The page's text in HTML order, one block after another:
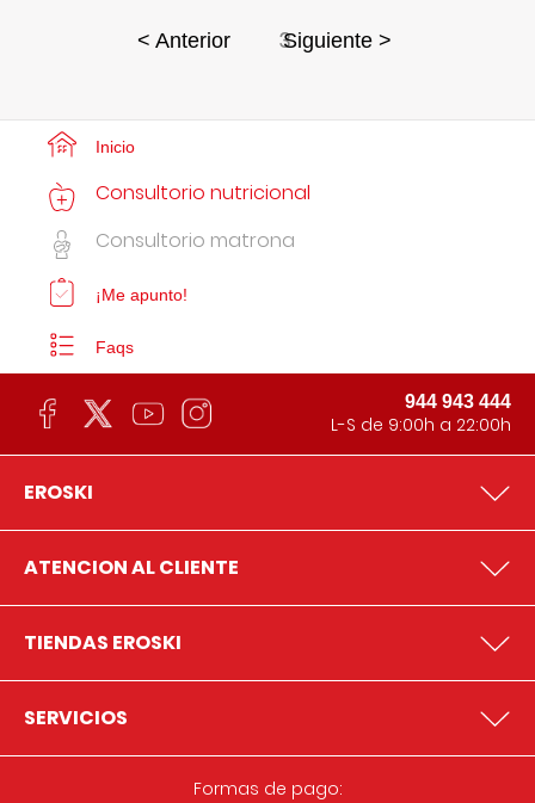
< Anterior 3Siguiente >
Inicio
Consultorio nutricional
Consultorio matrona
¡Me apunto!
Faqs
944 943 444
L-S de 9:00h a 22:00h
EROSKI
ATENCION AL CLIENTE
TIENDAS EROSKI
SERVICIOS
Formas de pago: